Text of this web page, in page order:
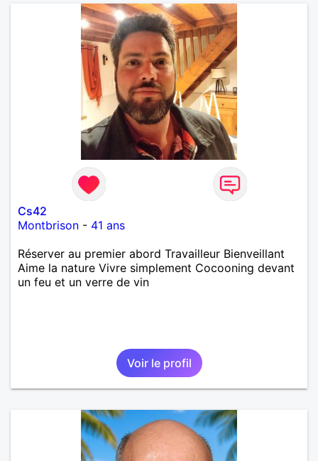
Cs42
Montbrison - 41 ans
Réserver au premier abord Travailleur Bienveillant
Aime la nature Vivre simplement Cocooning devant
un feu et un verre de vin
Voir le profil